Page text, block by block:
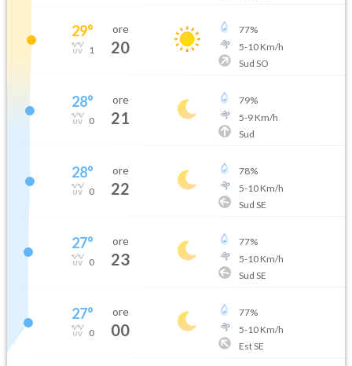
29°
1
ore
20
77%
5-10Km/h
Sud SO
28°
0
ore
21
79%
5-9Km/h
Sud
28°
0
ore
22
78%
5-10Km/h
Sud SE
27°
0
ore
23
77%
5-10Km/h
Sud SE
27°
0
ore
00
77%
5-10Km/h
Est SE